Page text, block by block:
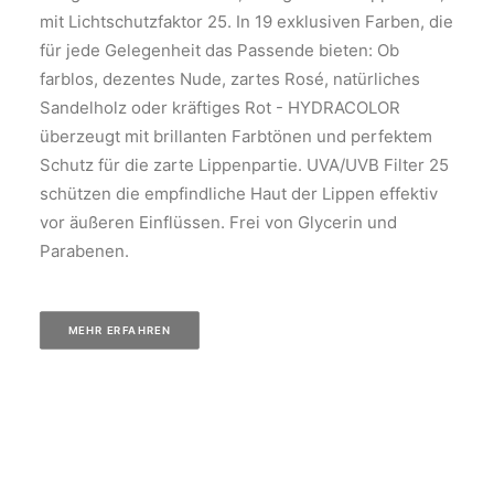
mit Lichtschutzfaktor 25. In 19 exklusiven Farben, die
für jede Gelegenheit das Passende bieten: Ob
farblos, dezentes Nude, zartes Rosé, natürliches
Sandelholz oder kräftiges Rot - HYDRACOLOR
überzeugt mit brillanten Farbtönen und perfektem
Schutz für die zarte Lippenpartie. UVA/UVB Filter 25
schützen die empfindliche Haut der Lippen effektiv
vor äußeren Einflüssen. Frei von Glycerin und
Parabenen.
MEHR ERFAHREN